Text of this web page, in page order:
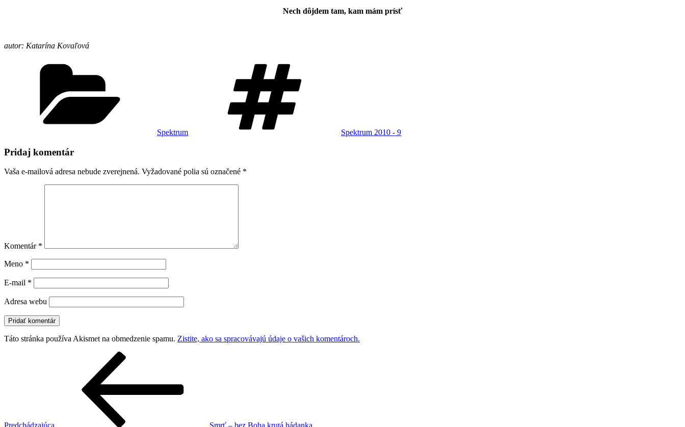
Nech dôjdem tam, kam mám prísť
autor: Katarína Kovaľová
Spektrum Spektrum 2010 - 9
Pridaj komentár
Vaša e-mailová adresa nebude zverejnená. Vyžadované polia sú označené *
Komentár *
Meno *
E-mail *
Adresa webu
Táto stránka používa Akismet na obmedzenie spamu. Zistite, ako sa spracovávajú údaje o vašich komentároch.